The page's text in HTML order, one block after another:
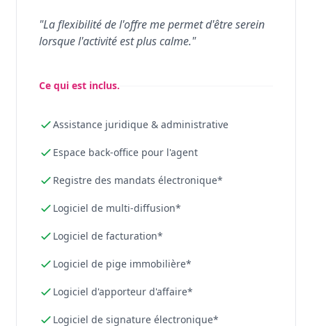
"La flexibilité de l'offre me permet d'être serein
lorsque l'activité est plus calme."
Ce qui est inclus.
Assistance juridique & administrative
Espace back-office pour l'agent
Registre des mandats électronique*
Logiciel de multi-diffusion*
Logiciel de facturation*
Logiciel de pige immobilière*
Logiciel d'apporteur d'affaire*
Logiciel de signature électronique*